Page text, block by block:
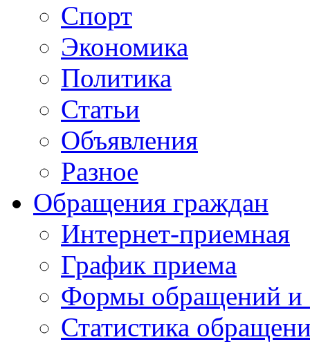
Спорт
Экономика
Политика
Статьи
Объявления
Разное
Обращения граждан
Интернет-приемная
График приема
Формы обращений и
Статистика